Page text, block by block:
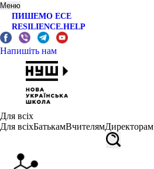
Меню
ПИШЕМО ЕСЕ
RESILIENCE.HELP
Напишіть нам
Для всіх
Для всіхБатькамВчителямДиректорам